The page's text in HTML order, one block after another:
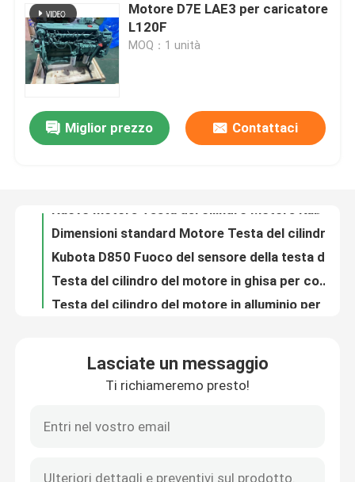
Casa
Prodotti
Chi siamo
Contattaci
Motore di Deutz
Motore di
Cummins Engine
Motore D7E LAE3 per caricatore
L120F
MOQ：1 unità
Miglior prezzo Contattaci
Nuovo motore Testa del cilindro Motore Kubota D905
OEM Logo Motore Testa di cilindro Kubota D750
Lasciate un messaggio
Ti richiameremo presto!